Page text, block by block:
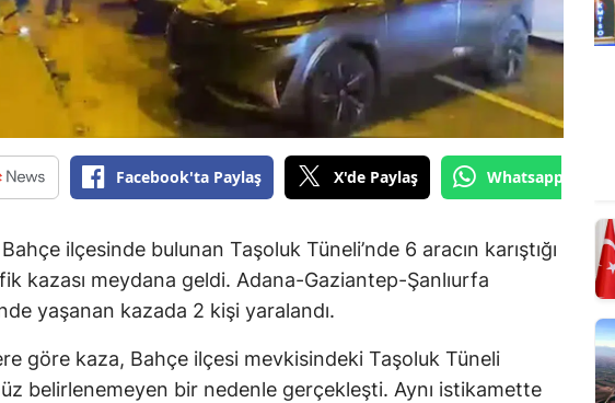
Facebook'ta Paylaş X'de Paylaş Whatsapp'tan
ilçesinde bulunan Taşoluk Tüneli’nde 6 aracın karıştığı
kazası meydana geldi. Adana-Gaziantep-Şanlıurfa
yaşanan kazada 2 kişi yaralandı.
göre kaza, Bahçe ilçesi mevkisindeki Taşoluk Tüneli
belirlenemeyen bir nedenle gerçekleşti. Aynı istikamette